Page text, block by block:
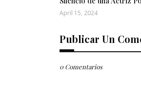
April 15, 2024
Publicar Un
0 Comentarios